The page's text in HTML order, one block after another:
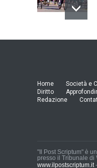
Home Società e
Diritto
Redazione
"Il Post Scriptum" è
presso il Tribunale di
www.ilpostscriptum.it